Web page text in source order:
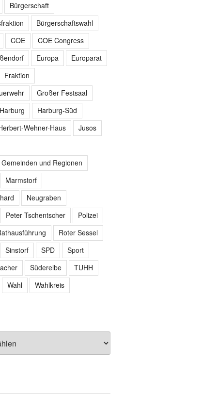
Bürgerschaft
Bürgerschaftswahl
COE
COE Congress
Europa
Europarat
Fraktion
Großer Festsaal
Harburg-Süd
Wehner-Haus
Jusos
und Regionen
Marmstorf
Neugraben
Peter Tschentscher
Polizei
Roter Sessel
Sinstorf
SPD
Sport
Süderelbe
TUHH
Wahl
Wahlkreis